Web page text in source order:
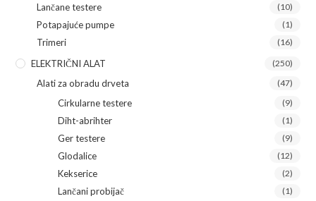
Lančane testere (10)
Potapajuće pumpe (1)
Trimeri (16)
ELEKTRIČNI ALAT (250)
Alati za obradu drveta (47)
Cirkularne testere (9)
Diht-abrihter (1)
Ger testere (9)
Glodalice (12)
Kekserice (2)
Lančani probijač (1)